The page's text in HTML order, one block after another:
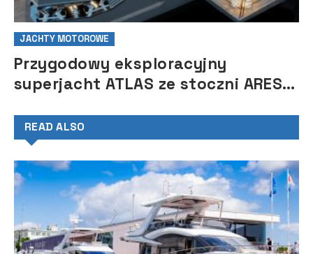
JACHTY MOTOROWE
Przygodowy eksploracyjny
superjacht ATLAS ze stoczni ARES
READ ALSO